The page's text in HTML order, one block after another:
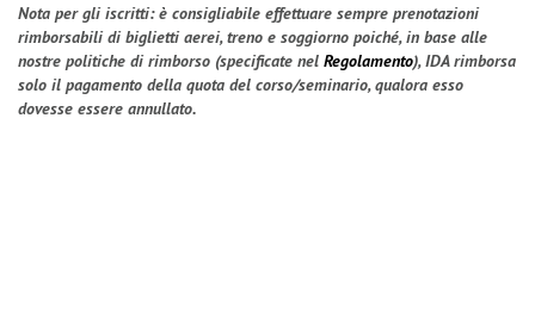
Nota per gli iscritti: è consigliabile effettuare sempre prenotazioni
rimborsabili di biglietti aerei, treno e soggiorno poiché, in base alle
nostre politiche di rimborso (specificate nel Regolamento), IDA rimborsa
solo il pagamento della quota del corso/seminario, qualora esso
dovesse essere annullato.